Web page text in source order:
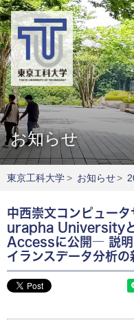
お知らせ
東京工科大学> お知らせ>
中西崇文コンピュー
urapha Universityと
Accessに公開― 説明
イランスデータ分析